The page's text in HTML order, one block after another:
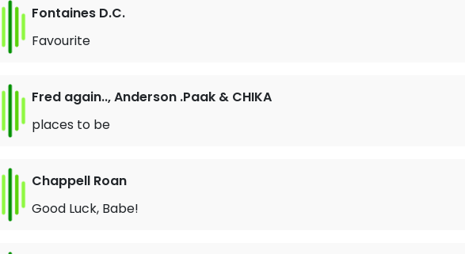
Fontaines D.C.
Favourite
Fred again.., Anderson .Paak & CHIKA
places to be
Chappell Roan
Good Luck, Babe!